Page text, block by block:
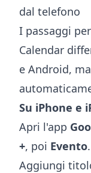
dal telefono
I passaggi
Calendar
e Android,
Su iPhone e
Apri l'app
+, poi Evento.
Aggiungi